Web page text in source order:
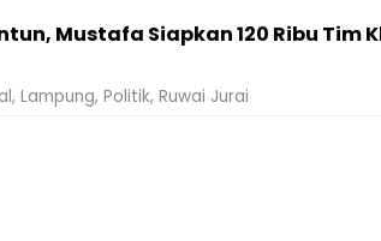
PANRB Perkuat Koordinasi Tingkatkan
Mobilitas Masyarakat, Jasa Raharja Raih
Penguatan Akuntabilitas dan
PMI Lampung Selatan Masa Bakti 2026-
Mustafa Siapkan 120 Ribu Tim
, Lampung, Politik, Ruwai Jurai